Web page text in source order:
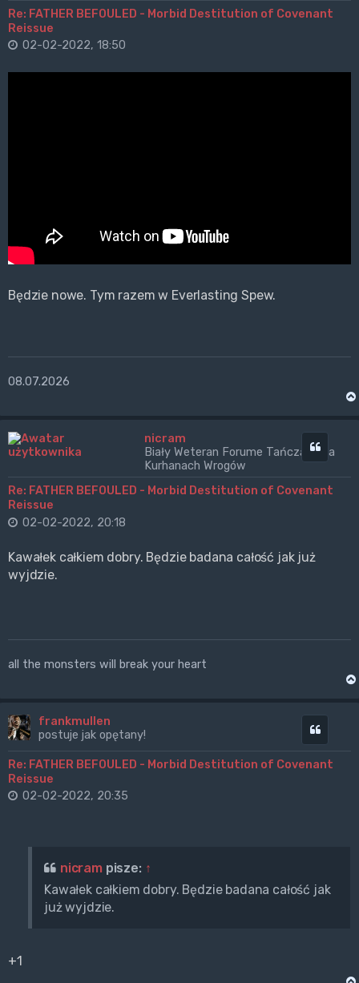
Re: FATHER BEFOULED - Morbid Destitution of Covenant
Reissue
02-02-2022, 18:50
Będzie nowe. Tym razem w Everlasting Spew.
08.07.2026
nicram
Biały Weteran Forume Tańczący na
Kurhanach Wrogów
Re: FATHER BEFOULED - Morbid Destitution of Covenant
Reissue
Cytuj
02-02-2022, 20:18
Kawałek całkiem dobry. Będzie badana całość jak już
wyjdzie.
all the monsters will break your heart
frankmullen
postuje jak opętany!
Re: FATHER BEFOULED - Morbid Destitution of Covenant
Reissue
02-02-2022, 20:35
nicram pisze: ↑
Kawałek całkiem dobry. Będzie badana całość jak
już wyjdzie.
+1